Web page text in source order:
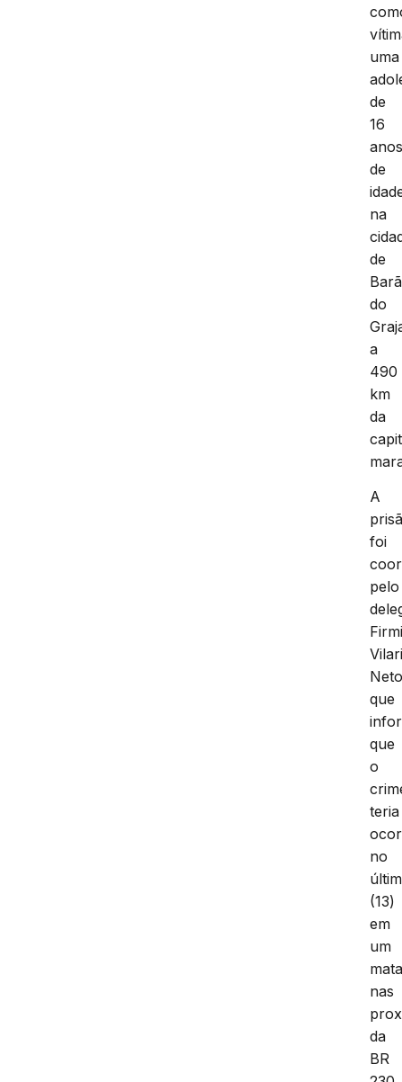
uma
de
16
de
na
de
do
a
490
km
da
A
foi
pelo
que
que
o
teria
no
(13)
em
um
nas
da
BR